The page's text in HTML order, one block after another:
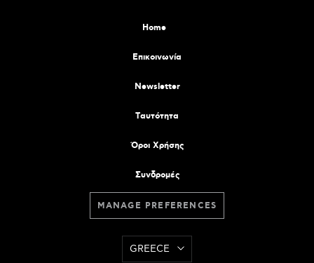
Home
Επικοινωνία
Newsletter
Tαυτότητα
Όροι Χρήσης
Συνδρομές
MANAGE PREFERENCES
GREECE